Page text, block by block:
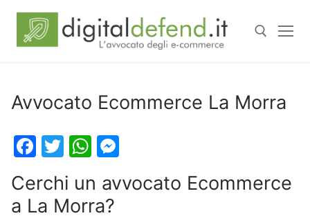
Avvocato Ecommerce La Morra
Facebook
TwitterWhatsApp
Cerchi un avvocato Ecommerce
a La Morra?